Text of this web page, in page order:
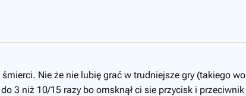
Nie że nie lubię grać w trudniejsze gry (takiego
3 niż 10/15 razy bo omsknął ci sie przycisk i